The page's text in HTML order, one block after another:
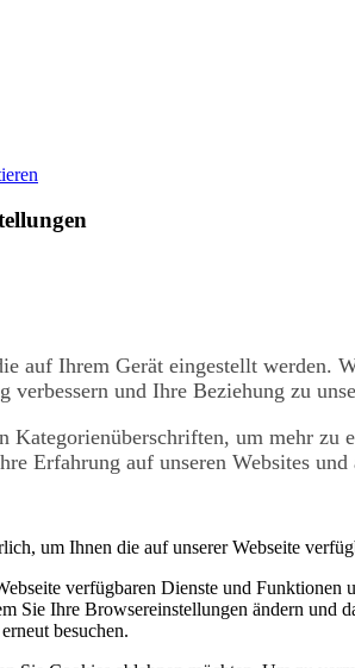
auf Ihrem Gerät eingestellt werden.
und Ihre Beziehung zu
Kategorienüberschriften, um mehr zu
Erfahrung auf unseren Websites
um Ihnen die auf unserer Webseite
verfügbaren Dienste und
Sie Ihre Browsereinstellungen ändern
besuchen.